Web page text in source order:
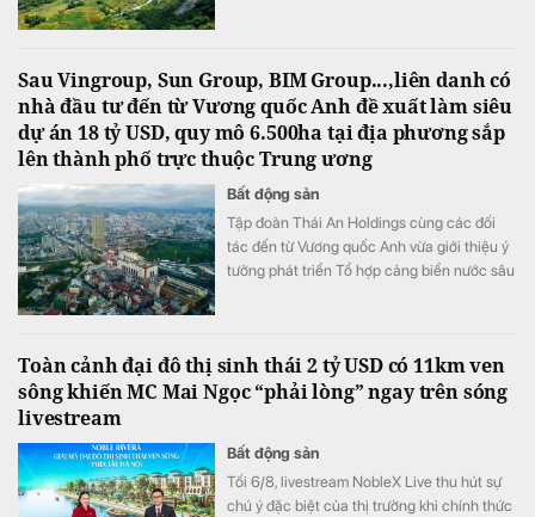
Sau Vingroup, Sun Group, BIM Group...,liên danh có
nhà đầu tư đến từ Vương quốc Anh đề xuất làm siêu
dự án 18 tỷ USD, quy mô 6.500ha tại địa phương sắp
lên thành phố trực thuộc Trung ương
Bất động sản
Tập đoàn Thái An Holdings cùng các đối
tác đến từ Vương quốc Anh vừa giới thiệu ý
tưởng phát triển Tổ hợp cảng biển nước sâu
Toàn cảnh đại đô thị sinh thái 2 tỷ USD có 11km ven
sông khiến MC Mai Ngọc “phải lòng” ngay trên sóng
livestream
Bất động sản
Tối 6/8, livestream NobleX Live thu hút sự
chú ý đặc biệt của thị trường khi chính thức